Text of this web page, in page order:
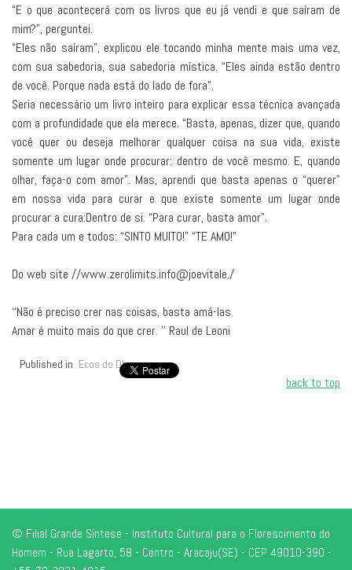
“E o que acontecerá com os livros que eu já vendi e que saíram de
mim?”, perguntei.
“Eles não saíram”, explicou ele tocando minha mente mais uma vez,
com sua sabedoria, sua sabedoria mística. “Eles ainda estão dentro
de você. Porque nada está do lado de fora”.
Seria necessário um livro inteiro para explicar essa técnica avançada
com a profundidade que ela merece. “Basta, apenas, dizer que, quando
você quer ou deseja melhorar qualquer coisa na sua vida, existe
somente um lugar onde procurar: dentro de você mesmo. E, quando
olhar, faça-o com amor”. Mas, aprendi que basta apenas o “querer”
em nossa vida para curar e que existe somente um lugar onde
procurar a cura:Dentro de si. “Para curar, basta amor”.
Para cada um e todos: “SINTO MUITO!” “TE AMO!”
Do web site //www.zerolimits.info@joevitale./
‘‘Não é preciso crer nas coisas, basta amá-las.
Amar é muito mais do que crer. ’’ Raul de Leoni
Published in Ecos do Dharma
back to top
© Filial Grande Sintese - Instituto Cultural para o Florescimento do
Homem - Rua Lagarto, 58 - Centro - Aracaju(SE) - CEP 49010-390 -